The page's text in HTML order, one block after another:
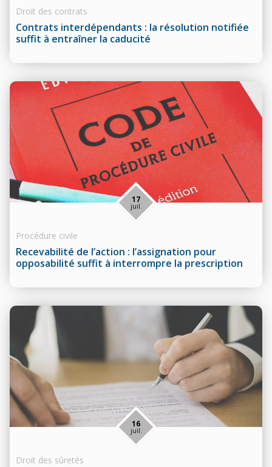
Contrats interdépendants : la résolution notifiée
suffit à entraîner la caducité
Droit des contrats
Recevabilité de l’action : l’assignation pour
opposabilité suffit à interrompre la prescription
17
juil.
Procédure civile
16
juil.
Droit des sûretés